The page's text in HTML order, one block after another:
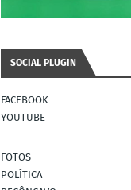
SOCIAL PLUGIN
FACEBOOK
YOUTUBE
FOTOS
POLÍTICA